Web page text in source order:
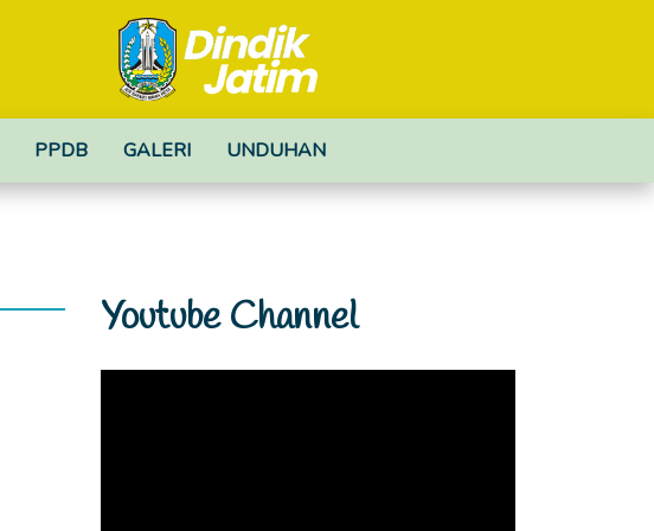
PPDB GALERI UNDUHAN
Youtube Channel